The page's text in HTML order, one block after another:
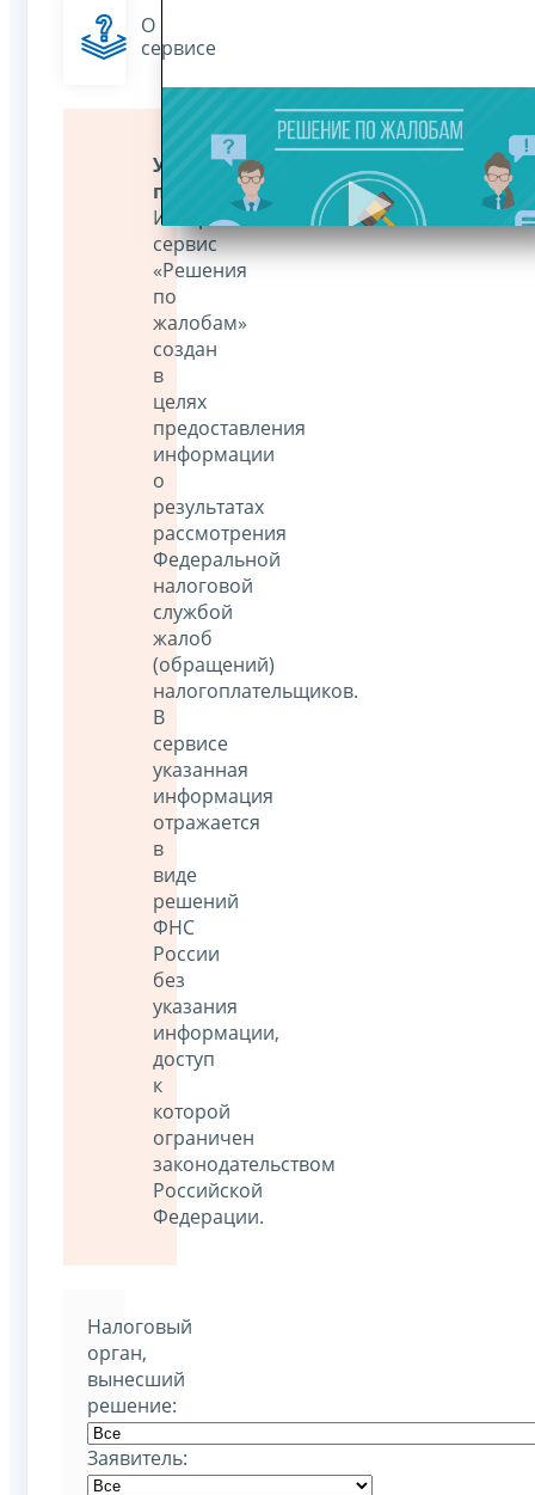
О
сервисе
Уважаемые
пользователи!
Интернет-
сервис
«Решения
по
жалобам»
создан
в
целях
предоставления
информации
о
результатах
рассмотрения
Федеральной
налоговой
службой
жалоб
(обращений)
налогоплательщиков.
В
сервисе
указанная
информация
отражается
в
виде
решений
ФНС
России
без
указания
информации,
доступ
к
которой
ограничен
законодательством
Российской
Федерации.
Налоговый
орган,
вынесший
решение:
Заявитель: